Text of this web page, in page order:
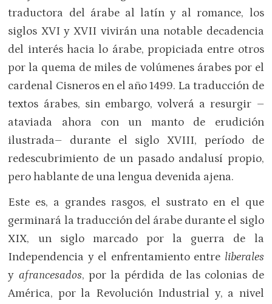
traductora del árabe al latín y al romance, los
siglos XVI y XVII vivirán una notable decadencia
del interés hacia lo árabe, propiciada entre otros
por la quema de miles de volúmenes árabes por el
cardenal Cisneros en el año 1499. La traducción de
textos árabes, sin embargo, volverá a resurgir –
ataviada ahora con un manto de erudición
ilustrada– durante el siglo XVIII, período de
redescubrimiento de un pasado andalusí propio,
pero hablante de una lengua devenida ajena.
Este es, a grandes rasgos, el sustrato en el que
germinará la traducción del árabe durante el siglo
XIX, un siglo marcado por la guerra de la
Independencia y el enfrentamiento entre liberales
y afrancesados, por la pérdida de las colonias de
América, por la Revolución Industrial y, a nivel